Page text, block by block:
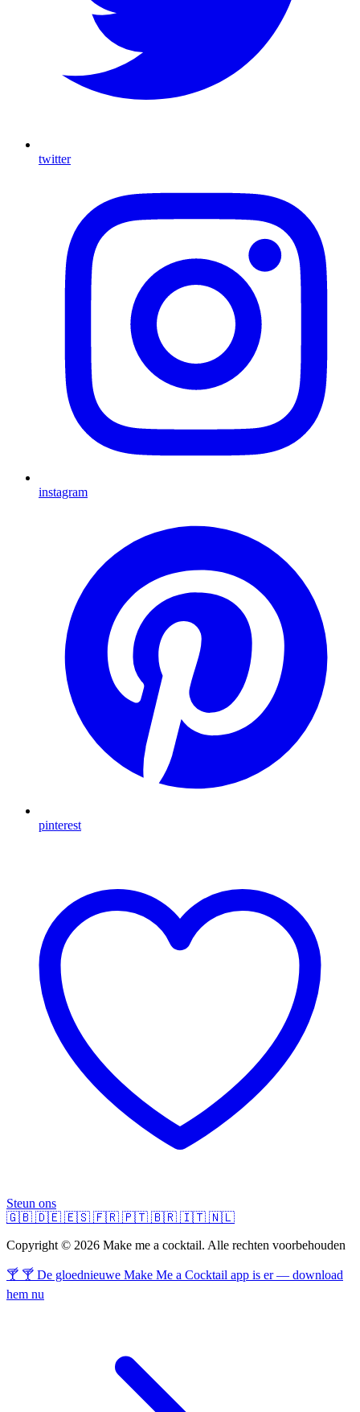
twitter
instagram
pinterest
Steun ons
🇬🇧 🇩🇪 🇪🇸 🇫🇷 🇵🇹 🇧🇷 🇮🇹 🇳🇱
Copyright © 2026 Make me a cocktail. Alle rechten voorbehouden
🍸 🍸 De gloednieuwe Make Me a Cocktail app is er — download
hem nu